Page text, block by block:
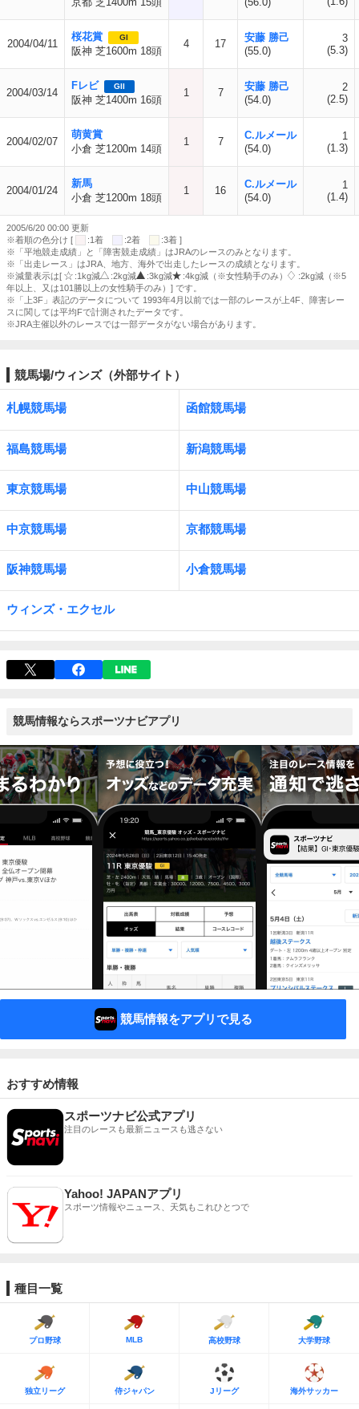
2004/04/11
桜花賞 GI
阪神 芝1600m 18頭
4 17
安藤 勝己
(55.0)
3
(5.3)
2004/03/14
Fレビ GII
阪神 芝1400m 16頭
1 7
安藤 勝己
(54.0)
2
(2.5)
2004/02/07
萌黄賞
小倉 芝1200m 14頭
1 7
C.ルメール
(54.0)
1
(1.3)
2004/01/24
新馬
小倉 芝1200m 18頭
1 16
C.ルメール
(54.0)
1
(1.4)
2005/6/20 00:00 更新
※着順の色分け [
:1着 :2着
:3着 ]
※「平地競走成績」と「障害競走成績」はJRAのレースのみとなります。
※「出走レース」はJRA、地方、海外で出走したレースの成績となります。
※減量表示は[
:1kg減 :2kg減 :3kg減 :4kg減（※女性騎手のみ）
:2kg減（※5
年以上、又は101勝以上の女性騎手のみ）] です。
※「上3F」表記のデータについて 1993年4月以前では一部のレースが上4F、障害レー
スに関しては平均Fで計測されたデータです。
※JRA主催以外のレースでは一部データがない場合があります。
競馬場/ウィンズ（外部サイト）
札幌競馬場 函館競馬場
福島競馬場 新潟競馬場
東京競馬場 中山競馬場
中京競馬場 京都競馬場
阪神競馬場 小倉競馬場
ウィンズ・エクセル
競馬情報ならスポーツナビアプリ
競馬情報をアプリで見る
おすすめ情報
スポーツナビ公式アプリ
注目のレースも最新ニュースも逃さない
Yahoo! JAPANアプリ
スポーツ情報やニュース、天気もこれひとつで
種目一覧
プロ野球 MLB 高校野球 大学野球
独立リーグ 侍ジャパン Jリーグ 海外サッカー